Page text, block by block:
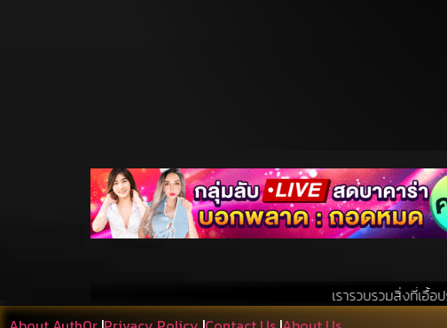
เรารวบรวมสิ่งที่เอื้อประโยชน์ให้กับ